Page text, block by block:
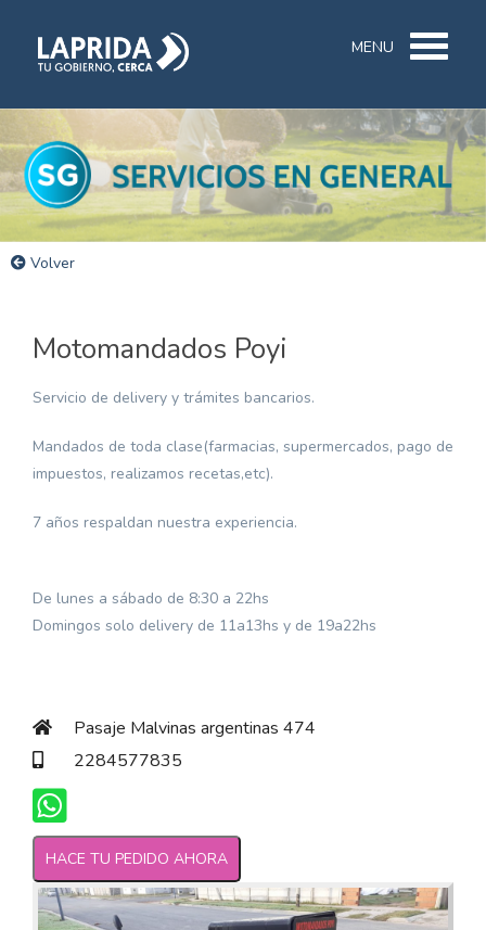
MENU
Volver
Motomandados Poyi
Servicio de delivery y trámites bancarios.
Mandados de toda clase(farmacias, supermercados, pago de
impuestos, realizamos recetas,etc).
7 años respaldan nuestra experiencia.
De lunes a sábado de 8:30 a 22hs
Domingos solo delivery de 11a13hs y de 19a22hs
Pasaje Malvinas argentinas 474
2284577835
HACE TU PEDIDO AHORA